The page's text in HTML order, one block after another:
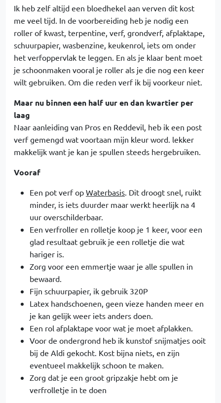
Ik heb zelf altijd een bloedhekel aan verven dit kost
me veel tijd. In de voorbereiding heb je nodig een
roller of kwast, terpentine, verf, grondverf, afplaktape,
schuurpapier, wasbenzine, keukenrol, iets om onder
het verfoppervlak te leggen. En als je klaar bent moet
je schoonmaken vooral je roller als je die nog een keer
wilt gebruiken. Om die reden verf ik bij voorkeur niet.
Maar nu binnen een half uur en dan kwartier per
laag
Naar aanleiding van Pros en Reddevil, heb ik een post
verf gemengd wat voortaan mijn kleur word. lekker
makkelijk want je kan je spullen steeds hergebruiken.
Vooraf
Een pot verf op Waterbasis. Dit droogt snel, ruikt
minder, is iets duurder maar werkt heerlijk na 4
uur overschilderbaar.
Een verfroller en rolletje koop je 1 keer, voor een
glad resultaat gebruik je een rolletje die wat
hariger is.
Zorg voor een emmertje waar je alle spullen in
bewaard.
Fijn schuurpapier, ik gebruik 320P
Latex handschoenen, geen vieze handen meer en
je kan gelijk weer iets anders doen.
Een rol afplaktape voor wat je moet afplakken.
Voor de ondergrond heb ik kunstof snijmatjes ooit
bij de Aldi gekocht. Kost bijna niets, en zijn
eventueel makkelijk schoon te maken.
Zorg dat je een groot gripzakje hebt om je
verfrolletje in te doen